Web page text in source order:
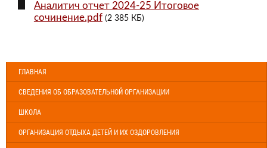
Аналитич отчет 2024-25 Итоговое
сочинение.pdf (2 385 КБ)
ГЛАВНАЯ
СВЕДЕНИЯ ОБ ОБРАЗОВАТЕЛЬНОЙ ОРГАНИЗАЦИИ
ШКОЛА
ОРГАНИЗАЦИЯ ОТДЫХА ДЕТЕЙ И ИХ ОЗДОРОВЛЕНИЯ